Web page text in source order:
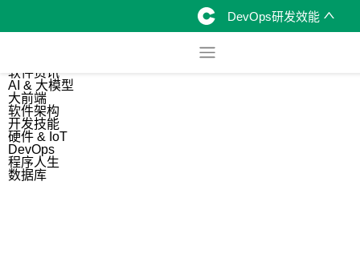
DevOps研发效能
软件资讯
AI & 大模型
大前端
软件架构
开发技能
硬件 & IoT
DevOps
程序人生
数据库